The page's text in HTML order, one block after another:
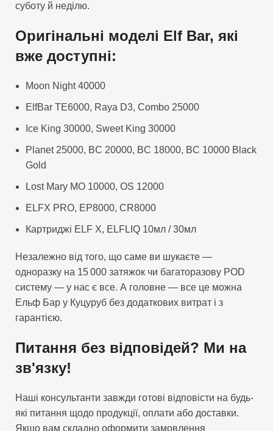
суботу й неділю.
Оригінальні моделі Elf Bar, які
вже доступні:
Moon Night 40000
ElfBar TE6000, Raya D3, Combo 25000
Ice King 30000, Sweet King 30000
Planet 25000, BC 20000, BC 18000, BC 10000 Black
Gold
Lost Mary MO 10000, OS 12000
ELFX PRO, EP8000, CR8000
Картриджі ELF X, ELFLIQ 10мл / 30мл
Незалежно від того, що саме ви шукаєте —
одноразку на 15 000 затяжок чи багаторазову POD
систему — у нас є все. А головне — все це можна
Ельф Бар у Куцуруб без додаткових витрат і з
гарантією.
Питання без відповідей? Ми на
зв'язку!
Наші консультанти завжди готові відповісти на будь-
які питання щодо продукції, оплати або доставки.
Якщо вам складно оформити замовлення